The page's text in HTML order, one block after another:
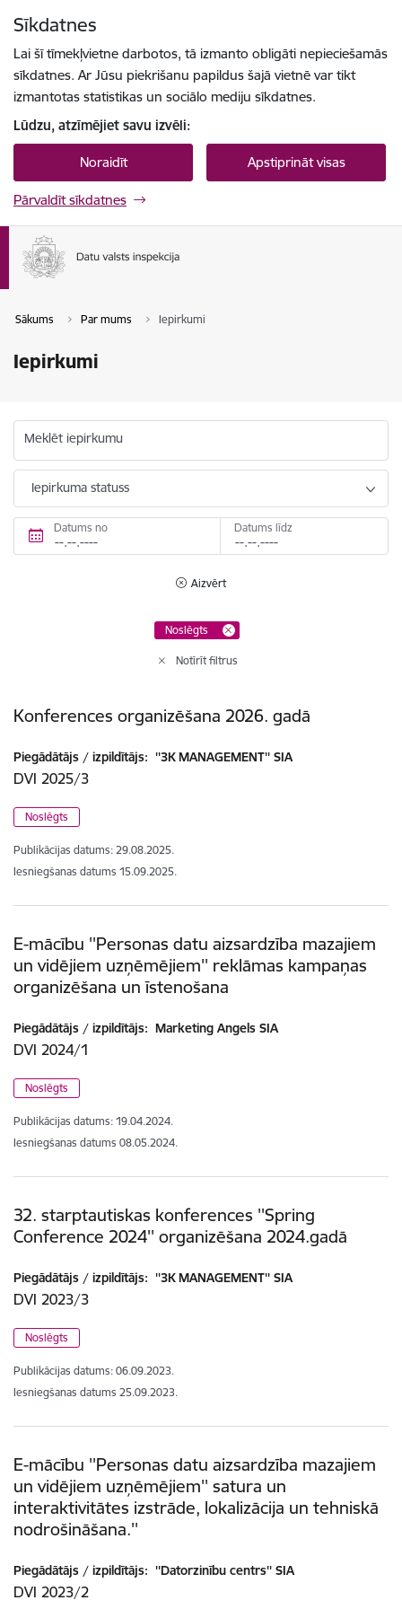
Sīkdatnes
Lai šī tīmekļvietne darbotos, tā izmanto obligāti nepieciešamās
sīkdatnes. Ar Jūsu piekrišanu papildus šajā vietnē var tikt
izmantotas statistikas un sociālo mediju sīkdatnes.
Lūdzu, atzīmējiet savu izvēli:
Noraidīt Apstiprināt visas
Pārvaldīt sīkdatnes
Sākums Par mums Iepirkumi
Iepirkumi
Meklēt iepirkumu
Iepirkuma statuss
Datums no Datums līdz
Aizvērt
Noslēgts
Notīrīt filtrus
Konferences organizēšana 2026. gadā
Piegādātājs / izpildītājs: ''3K MANAGEMENT'' SIA
DVI 2025/3
Noslēgts
Publikācijas datums: 29.08.2025.
Iesniegšanas datums 15.09.2025.
E-mācību ''Personas datu aizsardzība mazajiem
un vidējiem uzņēmējiem'' reklāmas kampaņas
organizēšana un īstenošana
Piegādātājs / izpildītājs: Marketing Angels SIA
DVI 2024/1
Noslēgts
Publikācijas datums: 19.04.2024.
Iesniegšanas datums 08.05.2024.
32. starptautiskas konferences ''Spring
Conference 2024'' organizēšana 2024.gadā
Piegādātājs / izpildītājs: ''3K MANAGEMENT'' SIA
DVI 2023/3
Noslēgts
Publikācijas datums: 06.09.2023.
Iesniegšanas datums 25.09.2023.
E-mācību ''Personas datu aizsardzība mazajiem
un vidējiem uzņēmējiem'' satura un
interaktivitātes izstrāde, lokalizācija un tehniskā
nodrošināšana.''
Piegādātājs / izpildītājs: ''Datorzinību centrs'' SIA
DVI 2023/2